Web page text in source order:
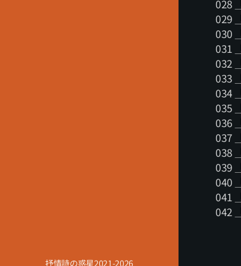
028
029
030
031
032
033
034
035
036
037
038
039
040
041
042
抒情詩の惑星2021-2026